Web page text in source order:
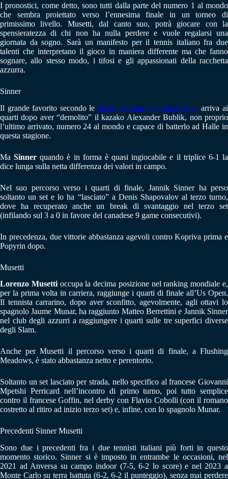
I pronostici, come detto, sono tutti dalla parte del numero 1 al mondo
che sembra proiettato verso l’ennesima finale in un torneo di
primissimo livello. Musetti, dal canto suo, potrà giocare con la
spensieratezza di chi non ha nulla perdere e vuole regalarsi una
giornata da sogno. Sarà un manifesto per il tennis italiano fra due
talenti che interpretano il gioco in maniera differente ma che fanno
sognare, allo stesso modo, i tifosi e gli appassionati della racchetta
azzurra.
Sinner
Il grande favorito secondo le quote vincente US Open 2025arriva ai
quarti dopo aver “demolito” il kazako Alexander Bublik, non proprio
l’ultimo arrivato, numero 24 al mondo e capace di batterlo ad Halle in
questa stagione.
MaSinner quando è in forma è quasi ingiocabile e il triplice 6-1 la
dice lunga sulla netta differenza dei valori in campo.
Nel suo percorso verso i quarti di finale, Jannik Sinner ha perso
soltanto un set e lo ha “lasciato” a Denis Shapovalov al terzo turno,
dove ha recuperato anche un break di svantaggio nel terzo set
(infilando sul 3 a 0 in favore del canadese 9 game consecutivi).
In precedenza, due vittorie abbastanza agevoli contro Kopriva prima e
Popyrin dopo.
Musetti
Lorenzo Musettioccupa la decima posizione nel ranking mondiale e,
per la prima volta in carriera, raggiunge i quarti di finale all’Us Open.
Il tennista carrarino, dopo aver sconfitto, agevolmente, agli ottavi lo
spagnolo Jaume Munar, ha raggiunto Matteo Berrettini e Jannik Sinner
nel club degli azzurri a raggiungere i quarti sulle tre superfici diverse
degli Slam.
Anche per Musetti il percorso verso i quarti di finale, a Flushing
Meadows, è stato abbastanza netto e perentorio.
Soltanto un set lasciato per strada, nello specifico al francese Giovanni
Mpetshi Perricard nell’incontro di primo turno, poi tutto semplice
contro il francese Goffin, nel derby con Flavio Cobolli (con il romano
costretto al ritiro ad inizio terzo set) e, infine, con lo spagnolo Munar.
Precedenti Sinner Musetti
Sono due i precedenti fra i due tennisti italiani più forti in questo
momento storico. Sinner si è imposto in entrambe le occasioni, nel
2021 ad Anversa su campo indoor (7-5, 6-2 lo score) e nel 2023 a
Monte Carlo su terra battuta (6-2, 6-2 il punteggio), senza mai perdere